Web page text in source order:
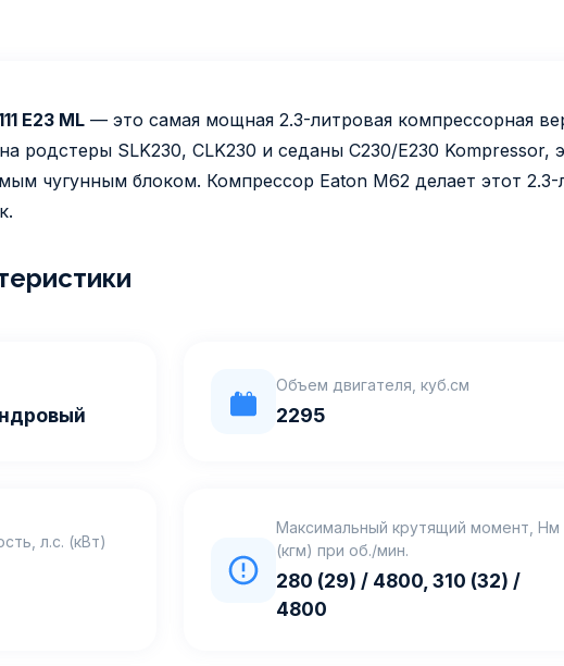
E23 ML — это самая мощная 2.3-литровая компрессорная
родстеры SLK230, CLK230 и седаны C230/E230
чугунным блоком. Компрессор Eaton M62 делает этот
Объем двигателя, куб.см
2295
л.с. (кВт)
Максимальный крутящий момент, Нм
(кгм) при об./мин.
280 (29) / 4800, 310 (32) /
4800